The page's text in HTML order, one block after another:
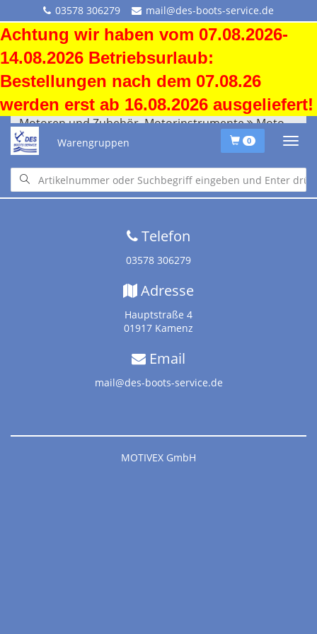
03578 306279 mail@des-boots-service.de
Achtung wir haben vom 07.08.2026-
14.08.2026 Betriebsurlaub:
Bestellungen nach dem 07.08.26
werden erst ab 16.08.2026 ausgeliefert!
Warengruppen 0
Motoren und Zubehör, Motorinstrumente Motorinstrumente
Startseite•Downloads•Versandkosten•
Impressum•Altölentsorgung
Telefon
03578 306279
Adresse
Hauptstraße 4
01917 Kamenz
Email
mail@des-boots-service.de
MOTIVEX GmbH